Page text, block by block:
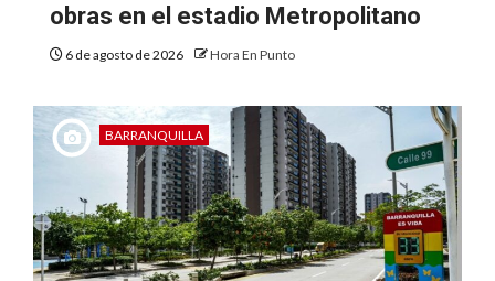
obras en el estadio Metropolitano
6 de agosto de 2026 Hora En Punto
BARRANQUILLA